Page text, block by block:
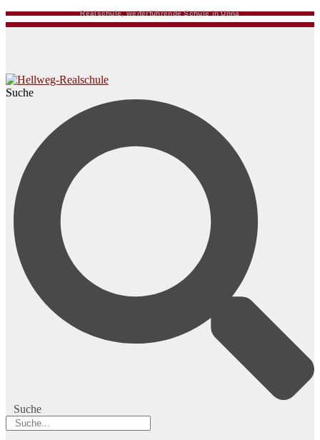
Realschule, weiterführende Schule in Unna
Suche
Suche